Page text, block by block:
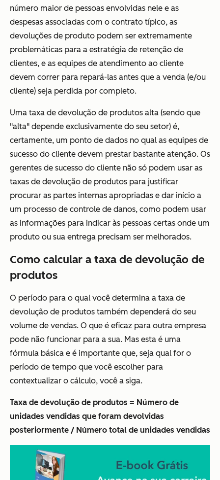
número maior de pessoas envolvidas nele e as
despesas associadas com o contrato típico, as
devoluções de produto podem ser extremamente
problemáticas para a estratégia de retenção de
clientes, e as equipes de atendimento ao cliente
devem correr para repará-las antes que a venda (e/ou
cliente) seja perdida por completo.
Uma taxa de devolução de produtos alta (sendo que
"alta" depende exclusivamente do seu setor) é,
certamente, um ponto de dados no qual as equipes de
sucesso do cliente devem prestar bastante atenção. Os
gerentes de sucesso do cliente não só podem usar as
taxas de devolução de produtos para justificar
procurar as partes internas apropriadas e dar início a
um processo de controle de danos, como podem usar
as informações para indicar às pessoas certas onde um
produto ou sua entrega precisam ser melhorados.
Como calcular a taxa de devolução de
produtos
O período para o qual você determina a taxa de
devolução de produtos também dependerá do seu
volume de vendas. O que é eficaz para outra empresa
pode não funcionar para a sua. Mas esta é uma
fórmula básica e é importante que, seja qual for o
período de tempo que você escolher para
contextualizar o cálculo, você a siga.
Taxa de devolução de produtos = Número de
unidades vendidas que foram devolvidas
posteriormente / Número total de unidades vendidas